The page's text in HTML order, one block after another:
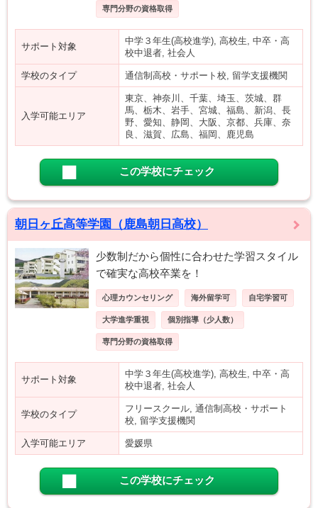
専門分野の資格取得
サポート対象
中学３年生(高校進学), 高校生, 中卒・高
校中退者, 社会人
学校のタイプ 通信制高校・サポート校, 留学支援機関
入学可能エリア
東京、神奈川、千葉、埼玉、茨城、群
馬、栃木、岩手、宮城、福島、新潟、長
野、愛知、静岡、大阪、京都、兵庫、奈
良、滋賀、広島、福岡、鹿児島
この学校にチェック
朝日ヶ丘高等学園（鹿島朝日高校）
少数制だから個性に合わせた学習スタイル
で確実な高校卒業を！
心理カウンセリング 海外留学可 自宅学習可
大学進学重視 個別指導（少人数）
専門分野の資格取得
サポート対象
中学３年生(高校進学), 高校生, 中卒・高
校中退者, 社会人
学校のタイプ
フリースクール, 通信制高校・サポート
校, 留学支援機関
入学可能エリア 愛媛県
この学校にチェック